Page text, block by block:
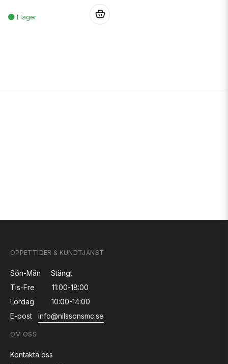
ÖPPETTIDER & KUNDTJÄNST
Sön-Mån
Stängt
Tis-Fre
11:00-18:00
Lördag
10:00-14:00
E-post
info@nilssonsmc.se
OM OSS
Kontakta oss